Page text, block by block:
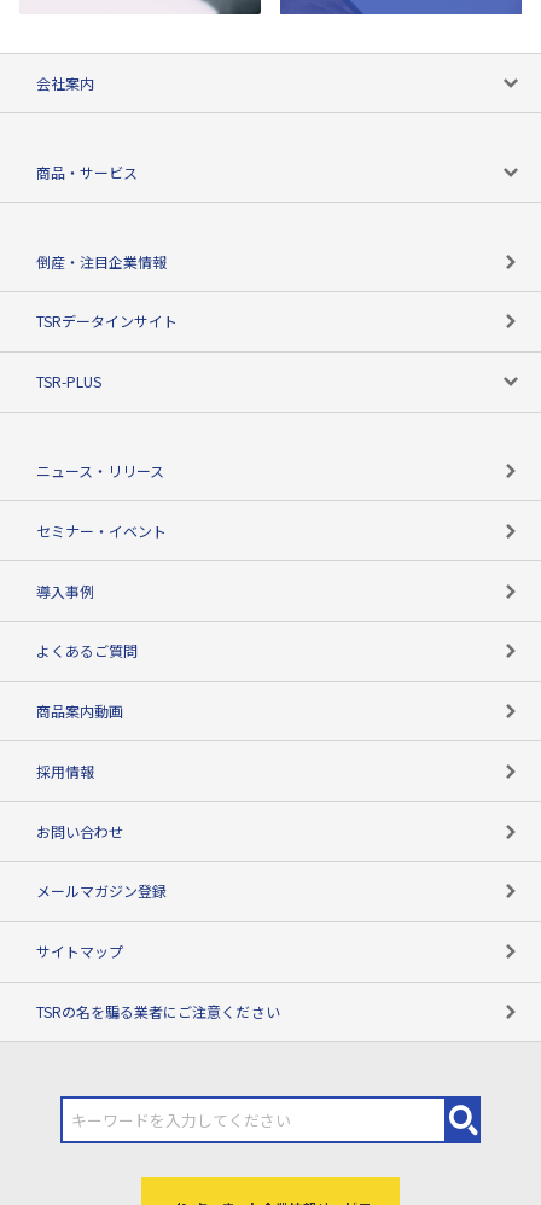
会社案内
商品・サービス
倒産・注目企業情報
TSRデータインサイト
TSR-PLUS
ニュース・リリース
セミナー・イベント
導入事例
よくあるご質問
商品案内動画
採用情報
お問い合わせ
メールマガジン登録
サイトマップ
TSRの名を騙る業者にご注意ください